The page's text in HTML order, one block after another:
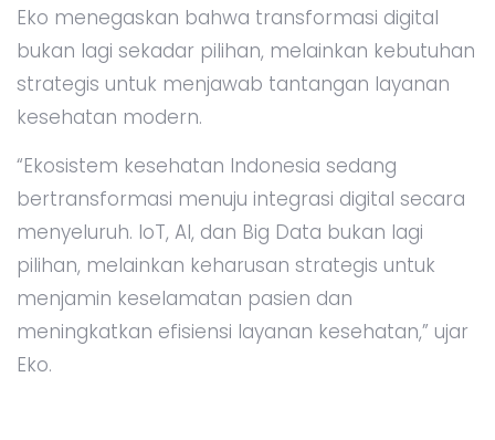
Eko menegaskan bahwa transformasi digital
bukan lagi sekadar pilihan, melainkan kebutuhan
strategis untuk menjawab tantangan layanan
kesehatan modern.
“Ekosistem kesehatan Indonesia sedang
bertransformasi menuju integrasi digital secara
menyeluruh. IoT, AI, dan Big Data bukan lagi
pilihan, melainkan keharusan strategis untuk
menjamin keselamatan pasien dan
meningkatkan efisiensi layanan kesehatan,” ujar
Eko.